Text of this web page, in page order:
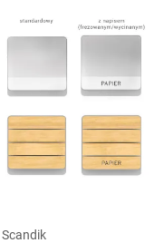
Scandik